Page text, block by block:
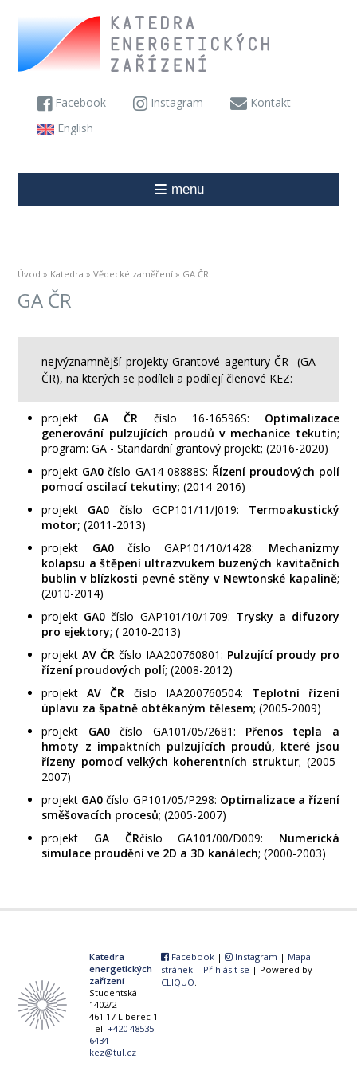
Facebook Instagram
Kontakt
English
menu
Úvod » Katedra »Vědecké zaměření » GA ČR
GA ČR
nejvýznamnější projekty Grantové agentury ČR (GA
ČR), na kterých se podíleli a podílejí členové KEZ:
projekt GA ČR číslo 16-16596S: Optimalizace
generování pulzujících proudů v mechanice tekutin;
program: GA - Standardní grantový projekt; (2016-2020)
projekt GA0 číslo GA14-08888S: Řízení proudových polí
pomocí oscilací tekutiny; (2014-2016)
projekt GA0 číslo GCP101/11/J019: Termoakustický
motor; (2011-2013)
projekt GA0číslo GAP101/10/1428: Mechanizmy
kolapsu a štěpení ultrazvukem buzených kavitačních
bublin v blízkosti pevné stěny v Newtonské kapalině;
(2010-2014)
projekt GA0 číslo GAP101/10/1709: Trysky a difuzory
pro ejektory; ( 2010-2013)
projektAV ČR číslo IAA200760801: Pulzující proudy pro
řízení proudových polí; (2008-2012)
projektAV ČR číslo IAA200760504: Teplotní řízení
úplavu za špatně obtékaným tělesem; (2005-2009)
projekt GA0číslo GA101/05/2681: Přenos tepla a
hmoty z impaktních pulzujících proudů, které jsou
řízeny pomocí velkých koherentních struktur; (2005-
2007)
projekt GA0 číslo GP101/05/P298: Optimalizace a řízení
směšovacích procesů; (2005-2007)
projekt GA ČRčíslo GA101/00/D009: Numerická
simulace proudění ve 2D a 3D kanálech; (2000-2003)
Katedra
energetických
zařízení
Studentská
1402/2
461 17 Liberec 1
Tel:+420 48535
6434
kez@tul.cz
Facebook | Instagram | Mapa
stránek | Přihlásit se | Powered by
CLIQUO